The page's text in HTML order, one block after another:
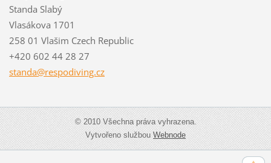
Standa Slabý
Vlasákova 1701
258 01 Vlašim Czech Republic
+420 602 44 28 27
standa@respodiving.cz
© 2010 Všechna práva vyhrazena.
Vytvořeno službouWebnode